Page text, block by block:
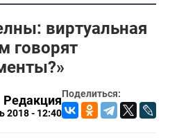
виртуальная
говорят
Поделиться:
Редакция
2018 - 12:40